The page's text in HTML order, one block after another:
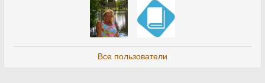
Все пользователи